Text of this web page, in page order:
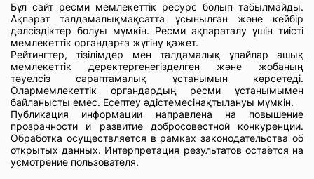
Бұл сайт ресми мемлекеттік ресурс болып табылмайды.
Ақпарат талдамалықмақсатта ұсынылған және кейбір
дәлсіздіктер болуы мүмкін. Ресми ақпараталу үшін тиісті
мемлекеттік органдарға жүгіну қажет.
Рейтингтер, тізілімдер мен талдамалық ұпайлар ашық
мемлекеттік деректергенегізделген және жобаның
тәуелсіз сараптамалық ұстанымын көрсетеді.
Олармемлекеттік органдардың ресми ұстанымымен
байланысты емес. Есептеу әдістемесінақтылануы мүмкін.
Публикация информации направлена на повышение
прозрачности и развитие добросовестной конкуренции.
Обработка осуществляется в рамках законодательства об
открытых данных. Интерпретация результатов остаётся на
усмотрение пользователя.